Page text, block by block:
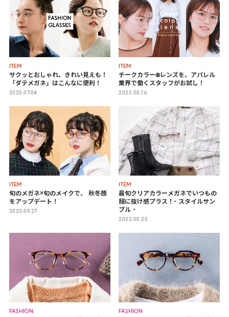
ITEM
サクッとおしゃれ、きれい見えも！
「ダテメガネ」はこんなに便利！
2025.07.04
ITEM
チークカラー®レンズを、 アパレル
業界で働くスタッフがお試し！
2025.05.16
ITEM
旬のメガネ×旬のメイクで、
秋冬顔
をアップデート！
2023.09.27
ITEM
最旬クリアカラーメガネでいつもの
服に抜け感プラス！- スタイルサン
プル -
2023.05.25
FASHION FASHION